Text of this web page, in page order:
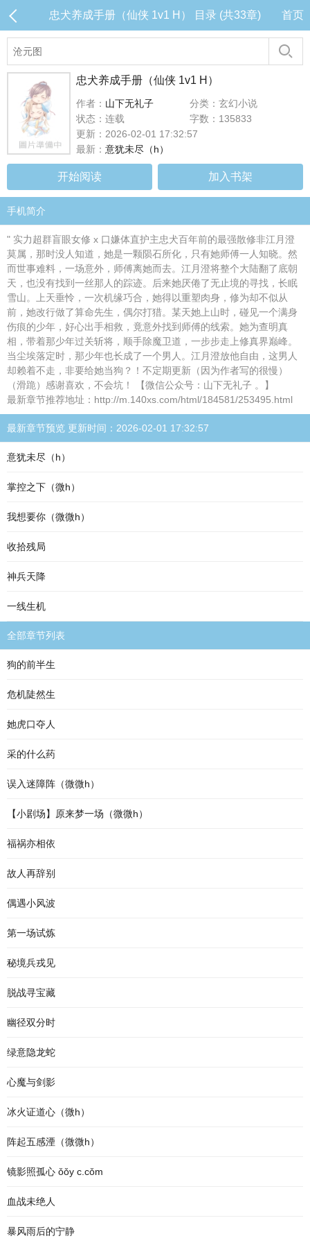
忠犬养成手册（仙侠 1v1 H） 目录 (共33章) 首页
忠犬养成手册（仙侠 1v1 H）
作者： 山下无礼子
分类：玄幻小说
状态：连载
字数：135833
更新：2026-02-01 17:32:57
最新： 意犹未尽（h）
开始阅读 加入书架
手机简介
" 实力超群盲眼女修 x 口嫌体直护主忠犬百年前的最强散修非江月澄
莫属，那时没人知道，她是一颗陨石所化，只有她师傅一人知晓。然
而世事难料，一场意外，师傅离她而去。江月澄将整个大陆翻了底朝
天，也没有找到一丝那人的踪迹。后来她厌倦了无止境的寻找，长眠
雪山。上天垂怜，一次机缘巧合，她得以重塑肉身，修为却不似从
前，她改行做了算命先生，偶尔打猎。某天她上山时，碰见一个满身
伤痕的少年，好心出手相救，竟意外找到师傅的线索。她为查明真
相，带着那少年过关斩将，顺手除魔卫道，一步步走上修真界巅峰。
当尘埃落定时，那少年也长成了一个男人。江月澄放他自由，这男人
却赖着不走，非要给她当狗？！不定期更新（因为作者写的很慢）
（滑跪）感谢喜欢，不会坑！ 【微信公众号：山下无礼子 。】
最新章节推荐地址：http://m.140xs.com/html/184581/253495.html
最新章节预览 更新时间：2026-02-01 17:32:57
意犹未尽（h）
掌控之下（微h）
我想要你（微微h）
收拾残局
神兵天降
一线生机
全部章节列表
狗的前半生
危机陡然生
她虎口夺人
采的什么药
误入迷障阵（微微h）
【小剧场】原来梦一场（微微h）
福祸亦相依
故人再辞别
偶遇小风波
第一场试炼
秘境兵戎见
脱战寻宝藏
幽径双分时
绿意隐龙蛇
心魔与剑影
冰火证道心（微h）
阵起五感湮（微微h）
镜影照孤心 ǒǒy c.cǒm
血战未绝人
暴风雨后的宁静